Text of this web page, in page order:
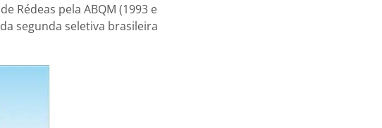
Rédeas pela ABQM (1993 e
segunda seletiva brasileira